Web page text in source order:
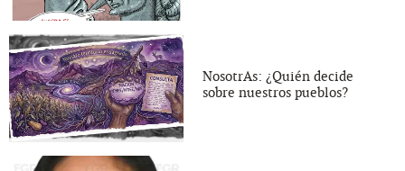
NosotrAs: ¿Quién decide
sobre nuestros pueblos?